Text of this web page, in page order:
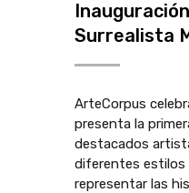
Surrealista
ArteCorpus
presenta la
destacados
diferentes estilos
representar las